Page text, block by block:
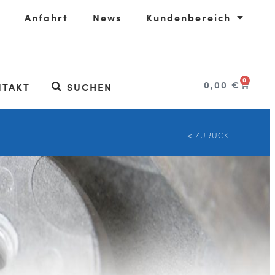
Anfahrt News Kundenbereich
SUCHEN 0,00€ 0
< ZURÜCK